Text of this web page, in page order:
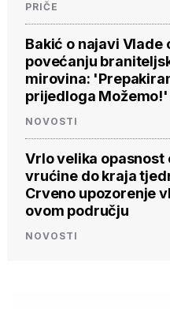
PRIČE
Bakić o najavi Vlade
povećanju
mirovina:
prijedloga Možemo!'
NOVOSTI
Vrlo velika opasnost
vrućine do kraja
Crveno upozorenje
ovom području
NOVOSTI